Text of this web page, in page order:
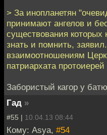
> За инопланетян
принимают ангелов и
существования
знать и помнить,
взаимоотношениям
патриархата
Забористый кагор у
Гад »
#55 | 10.04.13 08:44
Кому: Asya, #54